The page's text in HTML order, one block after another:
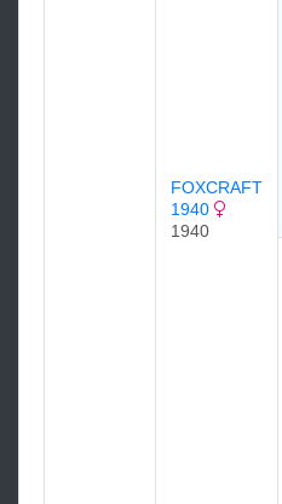
FOXCRAFT
1940
1940